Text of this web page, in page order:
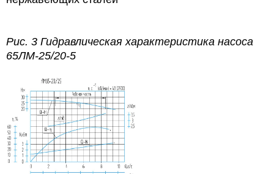
Рис. 3 Гидравлическая характеристика насоса
65ЛМ-25/20-5